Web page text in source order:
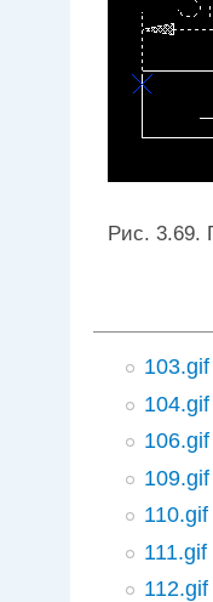
Рис. 3.69.
103.gif
104.gif
106.gif
109.gif
110.gif
111.gif
112.gif